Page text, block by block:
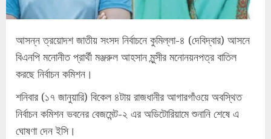
আসন্ন ত্রয়োদশ জাতীয় সংসদ নির্বাচনে কুমিল্লা-৪ (দেবিদ্বার) আসনে
বিএনপি মনোনীত প্রার্থী মঞ্জরুল আহসান মুন্সীর মনোনয়নপত্র বাতিল
করছে নির্বাচন কমিশন।
শনিবার (১৭ জানুয়ারি) বিকেল ৪টায় রাজধানীর আগারগাঁওয়ে অবস্থিত
নির্বাচন কমিশন ভবনের বেজমেন্ট-২ এর অডিটোরিয়ামে শুনানি শেষে এ
ঘোষণা দেন ইসি।